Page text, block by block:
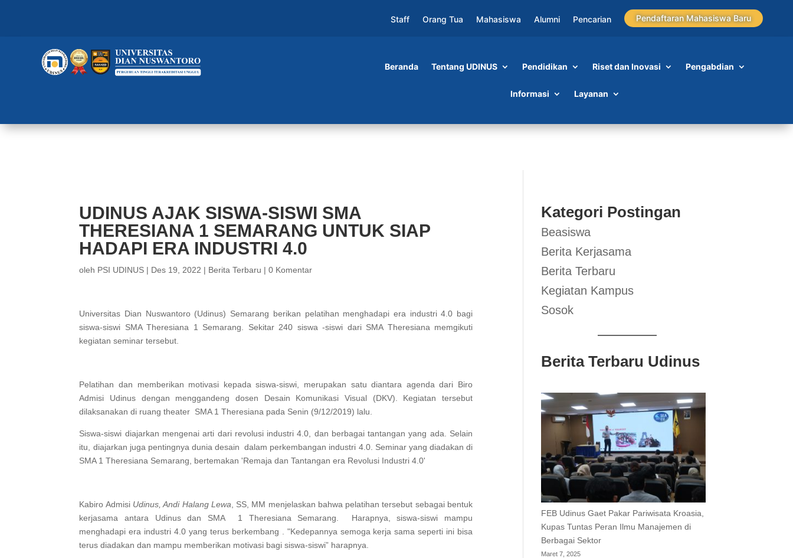
Staff Orang Tua Mahasiswa Alumni Pencarian Pendaftaran Mahasiswa Baru
Beranda Tentang UDINUS Pendidikan Riset dan Inovasi Pengabdian
Informasi Layanan
UDINUS AJAK SISWA-SISWI SMA
THERESIANA 1 SEMARANG UNTUK SIAP
HADAPI ERA INDUSTRI 4.0
oleh PSI UDINUS | Des 19, 2022 | Berita Terbaru |0 Komentar
Universitas Dian Nuswantoro (Udinus) Semarang berikan pelatihan menghadapi era industri 4.0 bagi
siswa-siswi SMA Theresiana 1 Semarang. Sekitar 240 siswa -siswi dari SMA Theresiana memgikuti
kegiatan seminar tersebut.
Pelatihan dan memberikan motivasi kepada siswa-siswi, merupakan satu diantara agenda dari Biro
Admisi Udinus dengan menggandeng dosen Desain Komunikasi Visual (DKV). Kegiatan tersebut
dilaksanakan di ruang theater SMA 1 Theresiana pada Senin (9/12/2019) lalu.
Siswa-siswi diajarkan mengenai arti dari revolusi industri 4.0, dan berbagai tantangan yang ada. Selain
itu, diajarkan juga pentingnya dunia desain dalam perkembangan industri 4.0. Seminar yang diadakan di
SMA 1 Theresiana Semarang, bertemakan 'Remaja dan Tantangan era Revolusi Industri 4.0'
Kabiro Admisi Udinus, Andi Halang Lewa , SS, MM menjelaskan bahwa pelatihan tersebut sebagai bentuk
kerjasama antara Udinus dan SMA 1 Theresiana Semarang. Harapnya, siswa-siswi mampu
menghadapi era industri 4.0 yang terus berkembang . "Kedepannya semoga kerja sama seperti ini bisa
terus diadakan dan mampu memberikan motivasi bagi siswa-siswi” harapnya.
Kategori Postingan
Beasiswa
Berita Kerjasama
Berita Terbaru
Kegiatan Kampus
Sosok
Berita Terbaru Udinus
FEB Udinus Gaet Pakar Pariwisata Kroasia,
Kupas Tuntas Peran Ilmu Manajemen di
Berbagai Sektor
Maret 7, 2025